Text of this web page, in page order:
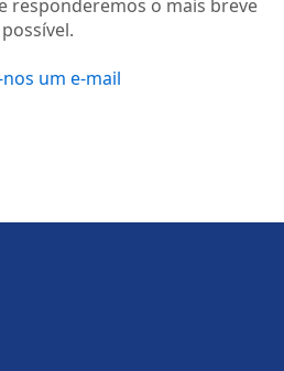
responderemos o mais breve
possível.
nos um e-mail